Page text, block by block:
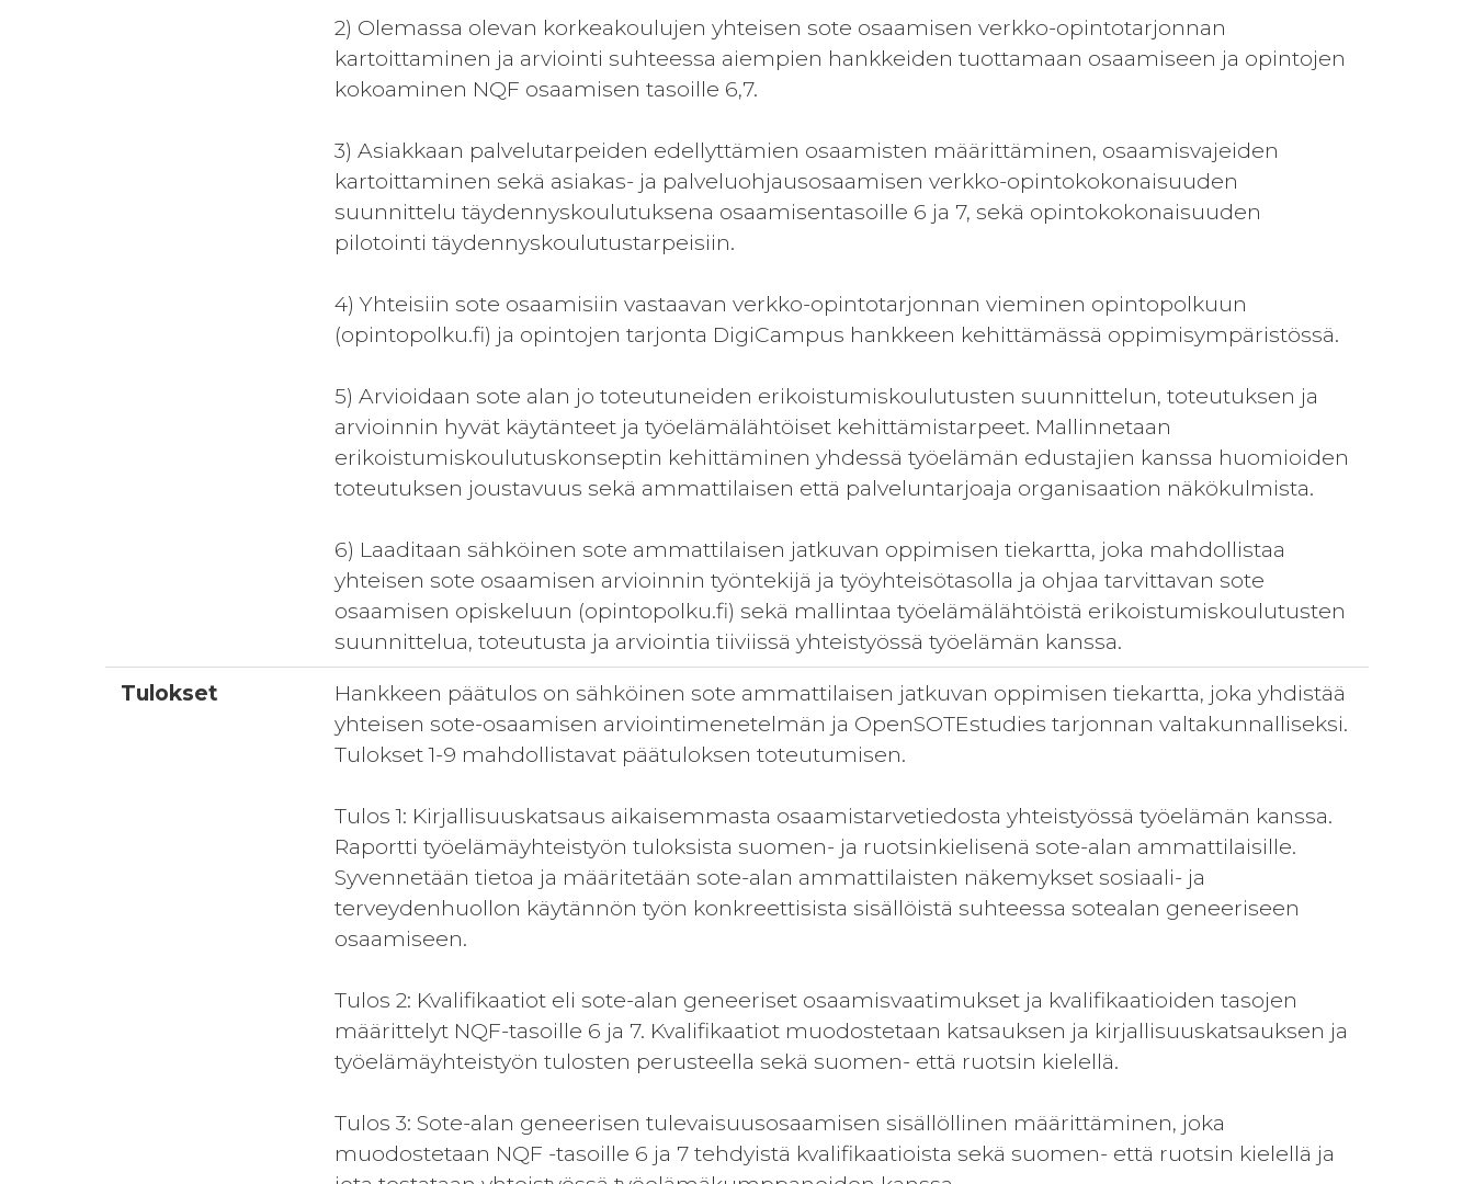
2) Olemassa olevan korkeakoulujen yhteisen sote osaamisen verkko-opintotarjonnan
kartoittaminen ja arviointi suhteessa aiempien hankkeiden tuottamaan osaamiseen ja opintojen
kokoaminen NQF osaamisen tasoille 6,7.
3) Asiakkaan palvelutarpeiden edellyttämien osaamisten määrittäminen, osaamisvajeiden
kartoittaminen sekä asiakas- ja palveluohjausosaamisen verkko-opintokokonaisuuden
suunnittelu täydennyskoulutuksena osaamisentasoille 6 ja 7, sekä opintokokonaisuuden
pilotointi täydennyskoulutustarpeisiin.
4) Yhteisiin sote osaamisiin vastaavan verkko-opintotarjonnan vieminen opintopolkuun
(opintopolku.fi) ja opintojen tarjonta DigiCampus hankkeen kehittämässä oppimisympäristössä.
5) Arvioidaan sote alan jo toteutuneiden erikoistumiskoulutusten suunnittelun, toteutuksen ja
arvioinnin hyvät käytänteet ja työelämälähtöiset kehittämistarpeet. Mallinnetaan
erikoistumiskoulutuskonseptin kehittäminen yhdessä työelämän edustajien kanssa huomioiden
toteutuksen joustavuus sekä ammattilaisen että palveluntarjoaja organisaation näkökulmista.
6) Laaditaan sähköinen sote ammattilaisen jatkuvan oppimisen tiekartta, joka mahdollistaa
yhteisen sote osaamisen arvioinnin työntekijä ja työyhteisötasolla ja ohjaa tarvittavan sote
osaamisen opiskeluun (opintopolku.fi) sekä mallintaa työelämälähtöistä erikoistumiskoulutusten
suunnittelua, toteutusta ja arviointia tiiviissä yhteistyössä työelämän kanssa.
Tulokset
Hankkeen päätulos on sähköinen sote ammattilaisen jatkuvan oppimisen tiekartta, joka yhdistää
yhteisen sote-osaamisen arviointimenetelmän ja OpenSOTEstudies tarjonnan valtakunnalliseksi.
Tulokset 1-9 mahdollistavat päätuloksen toteutumisen.
Tulos 1: Kirjallisuuskatsaus aikaisemmasta osaamistarvetiedosta yhteistyössä työelämän kanssa.
Raportti työelämäyhteistyön tuloksista suomen- ja ruotsinkielisenä sote-alan ammattilaisille.
Syvennetään tietoa ja määritetään sote-alan ammattilaisten näkemykset sosiaali- ja
terveydenhuollon käytännön työn konkreettisista sisällöistä suhteessa sotealan geneeriseen
osaamiseen.
Tulos 2: Kvalifikaatiot eli sote-alan geneeriset osaamisvaatimukset ja kvalifikaatioiden tasojen
määrittelyt NQF-tasoille 6 ja 7. Kvalifikaatiot muodostetaan katsauksen ja kirjallisuuskatsauksen ja
työelämäyhteistyön tulosten perusteella sekä suomen- että ruotsin kielellä.
Tulos 3: Sote-alan geneerisen tulevaisuusosaamisen sisällöllinen määrittäminen, joka
muodostetaan NQF -tasoille 6 ja 7 tehdyistä kvalifikaatioista sekä suomen- että ruotsin kielellä ja